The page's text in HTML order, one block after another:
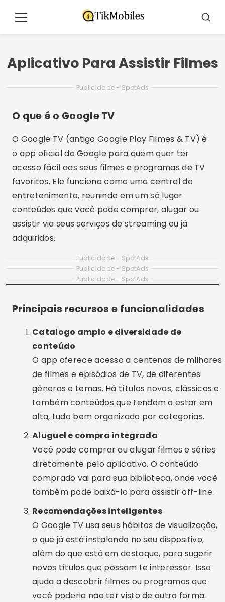
paraMenu
Aplicativo Para Assistir Filmes
Publicidade - SpotAds
O que é o Google TV
O Google TV (antigo Google Play Filmes & TV) é
o app oficial do Google para quem quer ter
acesso fácil aos seus filmes e programas de TV
favoritos. Ele funciona como uma central de
entretenimento, reunindo em um só lugar
conteúdos que você pode comprar, alugar ou
assistir via seus serviços de streaming ou já
adquiridos.
Publicidade - SpotAds
Publicidade - SpotAds
Publicidade - SpotAds
Principais recursos e funcionalidades
Catalogo amplo e diversidade de
conteúdo
O app oferece acesso a centenas de milhares
de filmes e episódios de TV, de diferentes
gêneros e temas. Há títulos novos, clássicos e
também conteúdos que tendem a estar em
alta, tudo bem organizado por categorias.
Aluguel e compra integrada
Você pode comprar ou alugar filmes e séries
diretamente pelo aplicativo. O conteúdo
comprado vai para sua biblioteca, onde você
também pode baixá-lo para assistir off-line.
Recomendações inteligentes
O Google TV usa seus hábitos de visualização,
o que já está instalando no seu dispositivo,
além do que está em destaque, para sugerir
novos títulos que possam te interessar. Isso
ajuda a descobrir filmes ou programas que
você poderia não ter visto de outra forma.